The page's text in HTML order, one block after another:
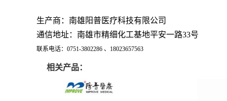
生产商：南雄阳普医疗科技有限公司
通信地址：南雄市精细化工基地平安一路33号
联系电话：0751-3802286 、18023657563
相关产品：